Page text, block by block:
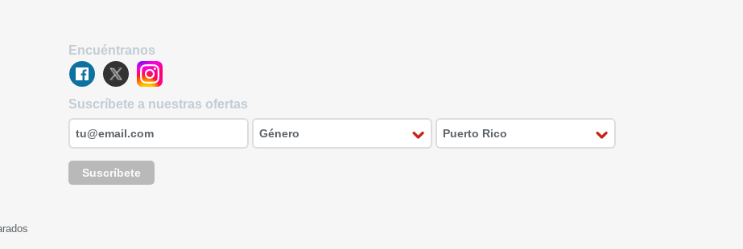
Encuéntranos
Suscríbete a nuestras ofertas
Suscríbete